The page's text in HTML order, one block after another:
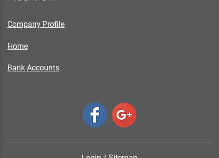
Company Profile
Home
Bank Accounts